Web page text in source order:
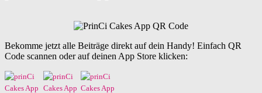
Bekomme jetzt alle Beiträge direkt auf dein Handy! Einfach QR
Code scannen oder auf deinen App Store klicken: